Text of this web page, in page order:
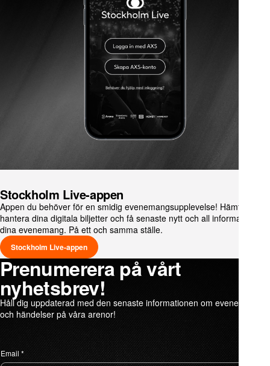
Stockholm Live-appen
Appen du behöver för en smidig evenemangsupplevelse! Hämta och
hantera dina digitala biljetter och få senaste nytt och all information om
dina evenemang. På ett och samma ställe.
Stockholm Live-appen
Prenumerera på vårt
nyhetsbrev!
Håll dig uppdaterad med den senaste informationen om evenemang
och händelser på våra arenor!
o
d
Email *